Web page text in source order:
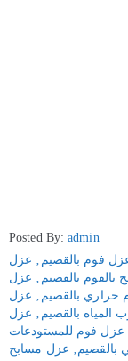
Posted By:admin
فوم بالقصيم ‚ عزل
بالفوم بالقصيم ‚ عزل
حراري بالقصيم ‚ عزل
بالقصيم ‚ عزل
عزل فوم للمستودعات
بالقصيم‚ عزل مسابح